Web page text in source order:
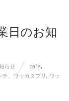
日のお知
らせ cafe,
チ、ワッカヌプリ, ワッ